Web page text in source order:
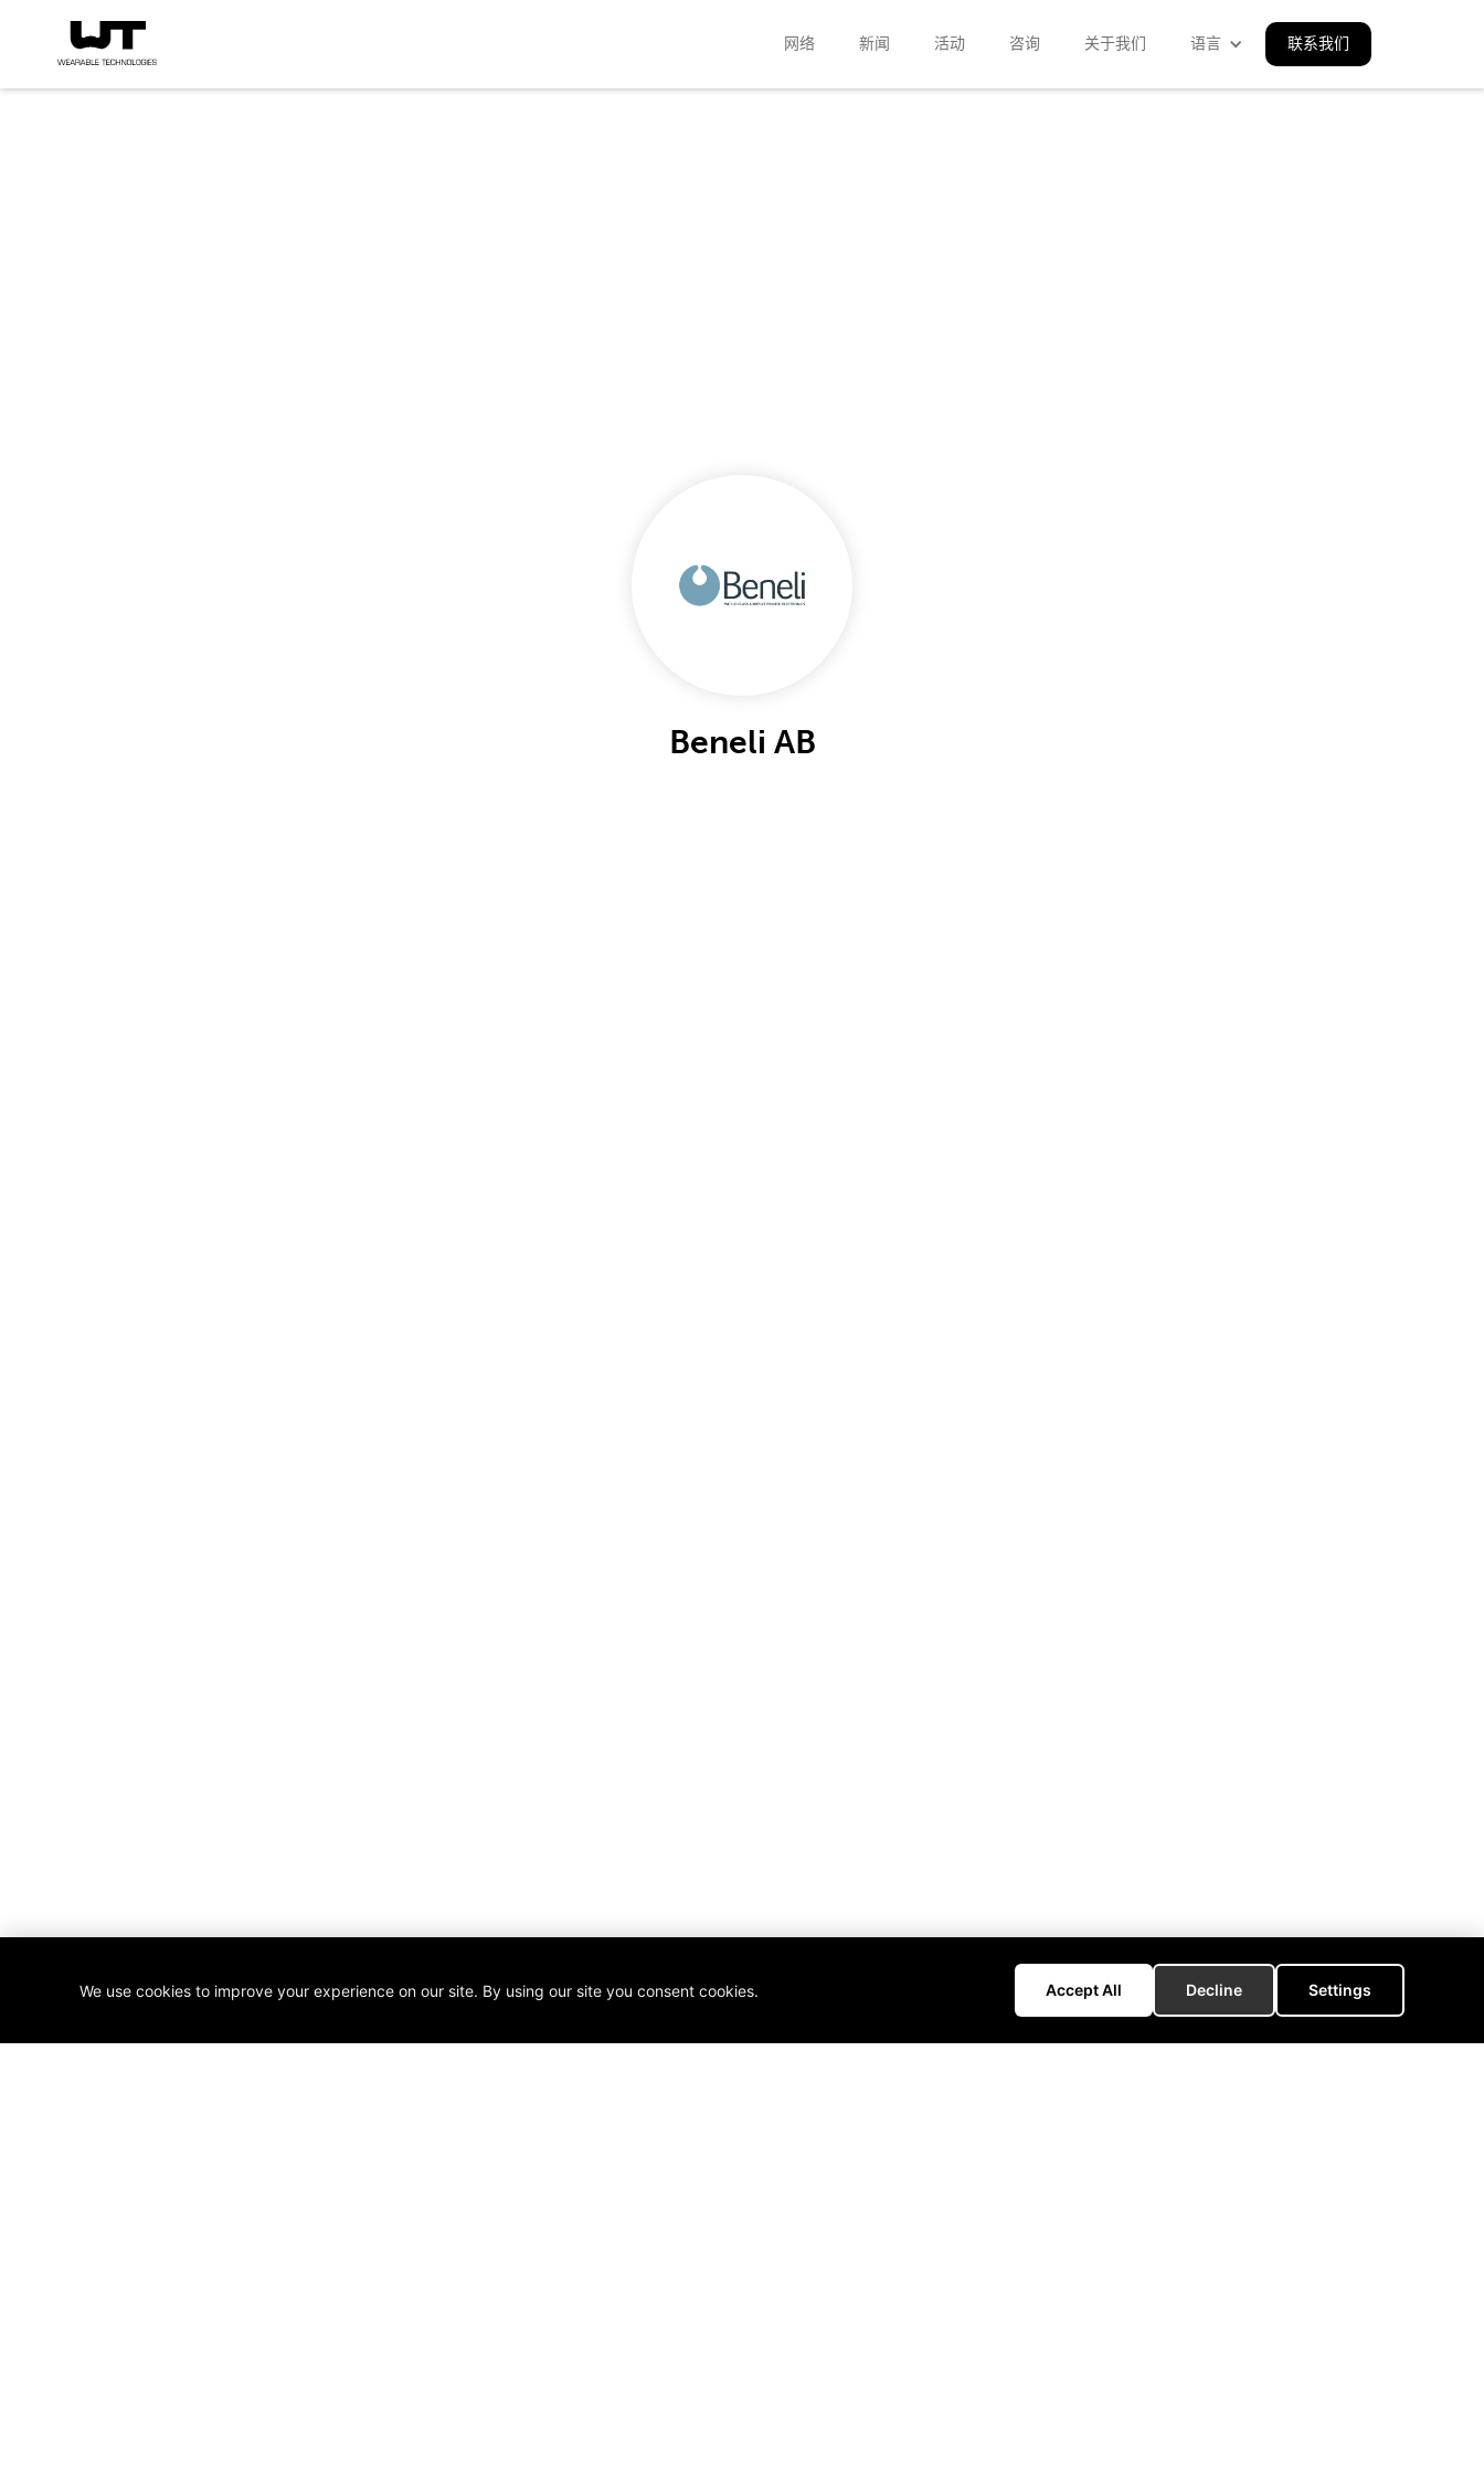
网络 新闻 活动 咨询 关于我们 语言 联系我们
Beneli AB
We use cookies to improve your experience on our site. By using our site you consent cookies. Accept All Decline Settings